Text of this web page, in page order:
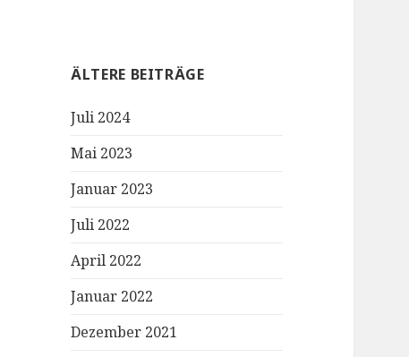
ÄLTERE BEITRÄGE
Juli 2024
Mai 2023
Januar 2023
Juli 2022
April 2022
Januar 2022
Dezember 2021